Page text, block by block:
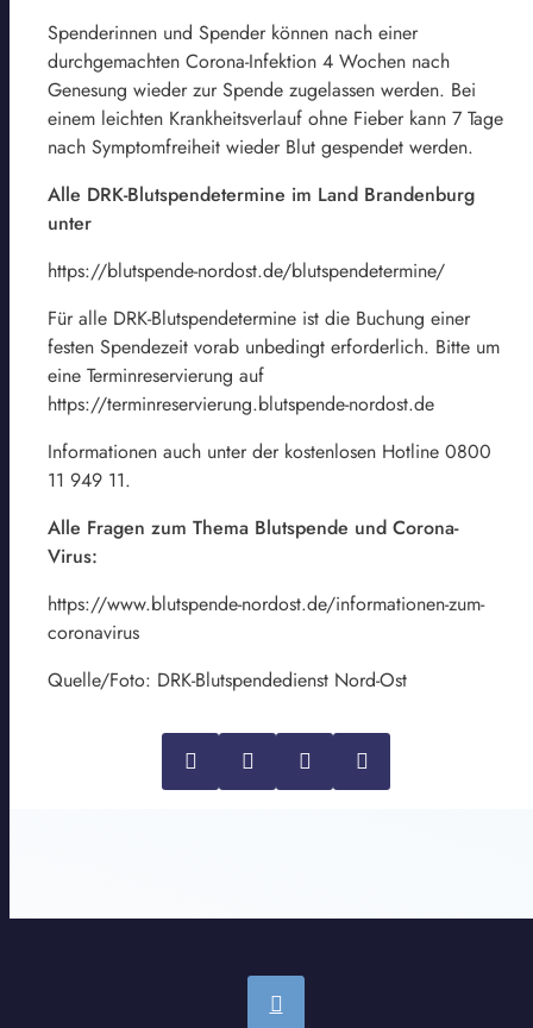
Spenderinnen und Spender können nach einer
durchgemachten Corona-Infektion 4 Wochen nach
Genesung wieder zur Spende zugelassen werden. Bei
einem leichten Krankheitsverlauf ohne Fieber kann 7 Tage
nach Symptomfreiheit wieder Blut gespendet werden.
Alle DRK-Blutspendetermine im Land Brandenburg
unter
https://blutspende-nordost.de/blutspendetermine/
Für alle DRK-Blutspendetermine ist die Buchung einer
festen Spendezeit vorab unbedingt erforderlich. Bitte um
eine Terminreservierung auf
https://terminreservierung.blutspende-nordost.de
Informationen auch unter der kostenlosen Hotline 0800
11 949 11.
Alle Fragen zum Thema Blutspende und Corona-
Virus:
https://www.blutspende-nordost.de/informationen-zum-
coronavirus
Quelle/Foto: DRK-Blutspendedienst Nord-Ost